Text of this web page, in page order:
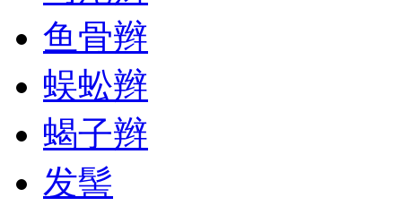
鱼骨辫
蜈蚣辫
蝎子辫
发髻